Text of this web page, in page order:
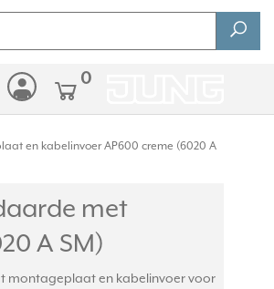
0
en kabelinvoer AP600 creme (6020 A
met
A SM)
montageplaat en kabelinvoer voor